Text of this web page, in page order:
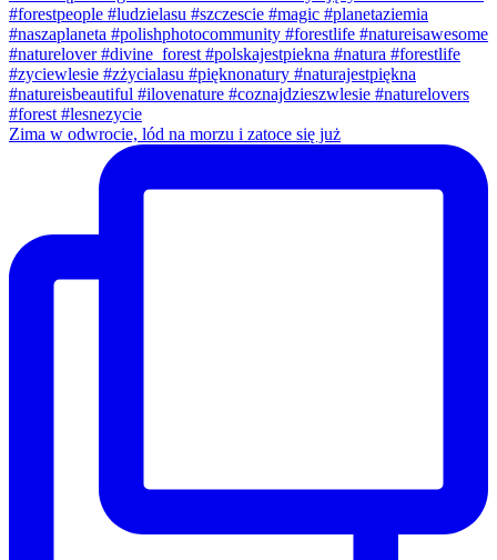
Zima w odwrocie, lód na morzu i zatoce się już